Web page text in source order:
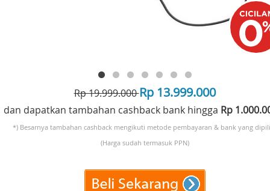
Rp 19.999.000Rp 13.999.000
dan dapatkan tambahan cashback bank hingga Rp
*) Besarnya tambahan cashback mengikuti metode pembayaran & bank yang
(Harga sudah termasuk PPN)